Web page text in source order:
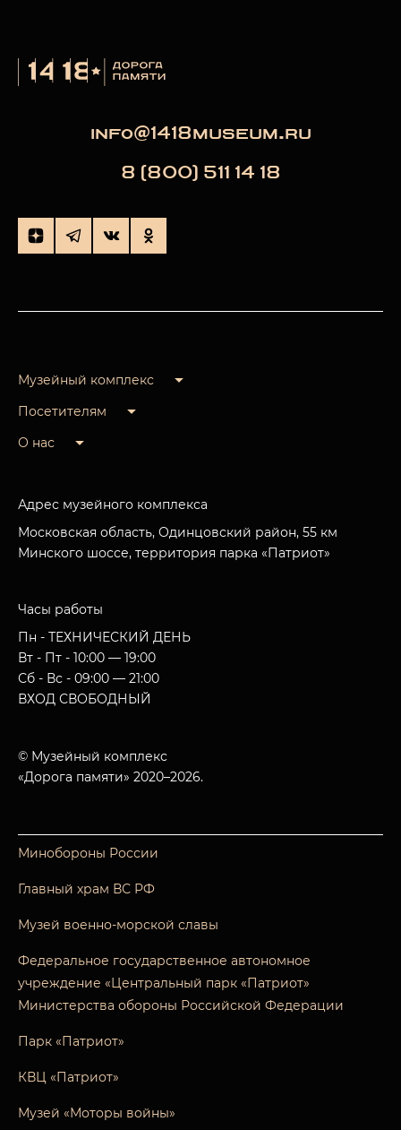
info@1418museum.ru
8 (800) 511 14 18
Музейный комплекс
Посетителям
О нас
Адрес музейного комплекса
Московская область, Одинцовский район, 55 км
Минского шоссе, территория парка «Патриот»
Часы работы
Пн - ТЕХНИЧЕСКИЙ ДЕНЬ
Вт - Пт - 10:00 — 19:00
Сб - Вс - 09:00 — 21:00
ВХОД СВОБОДНЫЙ
© Музейный комплекс
«Дорога памяти» 2020–2026.
Минобороны России
Главный храм ВС РФ
Музей военно-морской славы
Федеральное государственное автономное
учреждение «Центральный парк «Патриот»
Министерства обороны Российской Федерации
Парк «Патриот»
КВЦ «Патриот»
Музей «Моторы войны»